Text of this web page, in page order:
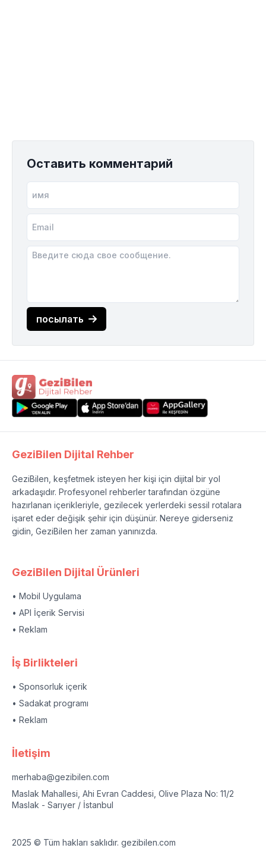
Оставить комментарий
посылать
GeziBilen Dijital Rehber
GeziBilen, keşfetmek isteyen her kişi için dijital bir yol
arkadaşıdır. Profesyonel rehberler tarafından özgüne
hazırlanan içerikleriyle, gezilecek yerlerdeki sessil rotalara
işaret eder değişik şehir için düşünür. Nereye giderseniz
gidin, GeziBilen her zaman yanınızda.
GeziBilen Dijital Ürünleri
• Mobil Uygulama
• API İçerik Servisi
• Reklam
İş Birlikteleri
• Sponsorluk içerik
• Sadakat programı
• Reklam
İletişim
merhaba@gezibilen.com
Maslak Mahallesi, Ahi Evran Caddesi, Olive Plaza No: 11/2
Maslak - Sarıyer / İstanbul
2025 © Tüm hakları saklıdır. gezibilen.com